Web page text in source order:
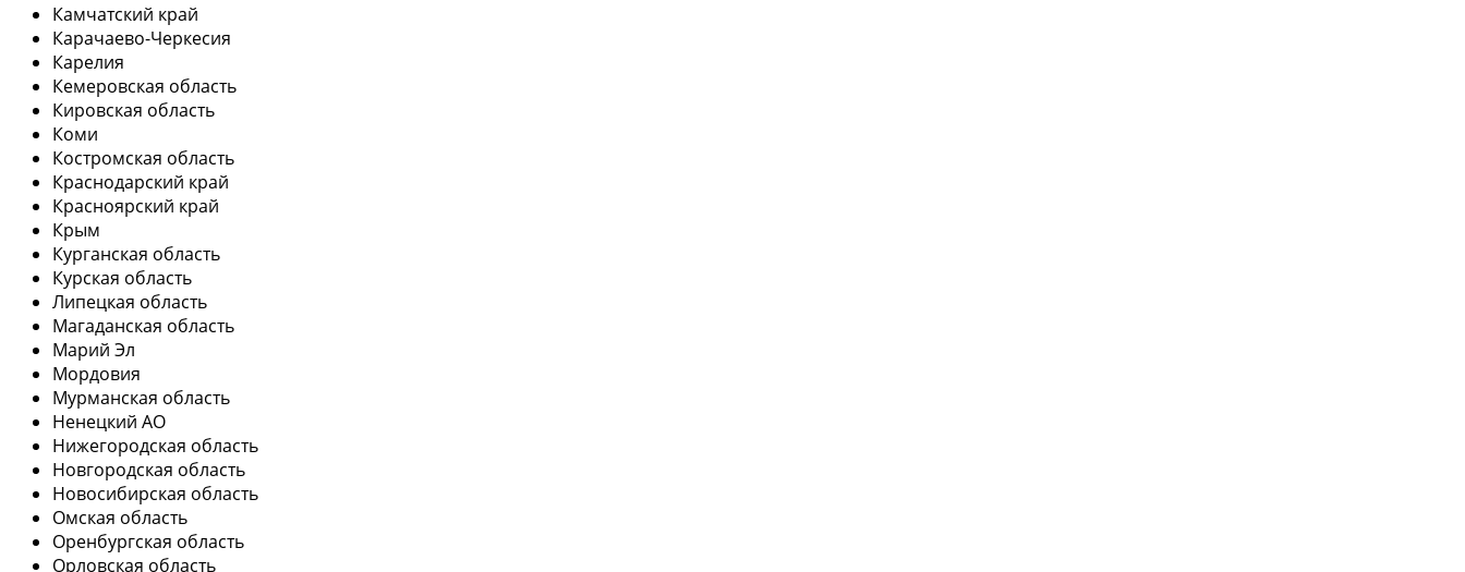
Камчатский край
Карачаево-Черкесия
Карелия
Кемеровская область
Кировская область
Коми
Костромская область
Краснодарский край
Красноярский край
Крым
Курганская область
Курская область
Липецкая область
Магаданская область
Марий Эл
Мордовия
Мурманская область
Ненецкий АО
Нижегородская область
Новгородская область
Новосибирская область
Омская область
Оренбургская область
Орловская область